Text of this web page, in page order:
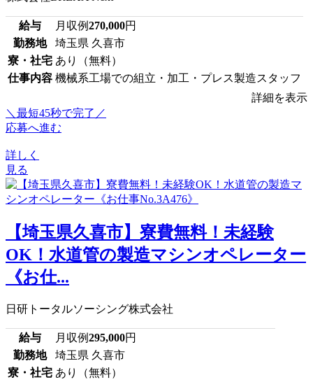
給与 月収例270,000円
勤務地
埼玉県 久喜市
寮・社宅 あり（無料）
仕事内容 機械系工場での組立・加工・プレス製造スタッフ
詳細を表示
＼最短45秒で完了／
応募へ進む
詳しく
見る
【埼玉県久喜市】寮費無料！未経験
OK！水道管の製造マシンオペレーター
《お仕...
日研トータルソーシング株式会社
給与 月収例295,000円
勤務地
埼玉県 久喜市
寮・社宅 あり（無料）